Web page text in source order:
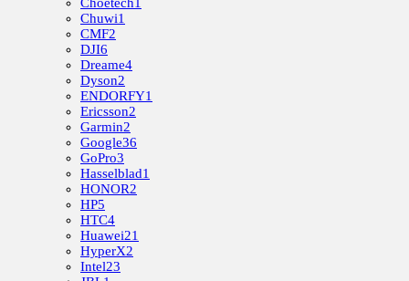
Chuwi1
CMF2
DJI6
Dreame4
Dyson2
ENDORFY1
Ericsson2
Garmin2
Google36
GoPro3
Hasselblad1
HONOR2
HP5
HTC4
Huawei21
HyperX2
Intel23